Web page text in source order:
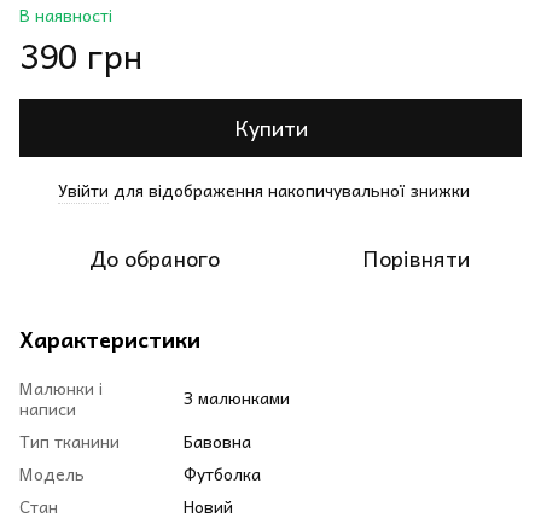
В наявності
390 грн
Купити
Увійти для відображення накопичувальної знижки
До обраного Порівняти
Характеристики
Малюнки і
написи
З малюнками
Тип тканини
Бавовна
Модель
Футболка
Стан
Новий